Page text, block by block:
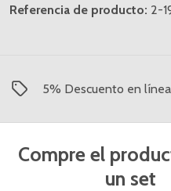
Referencia de producto: 2-
5% Descuento en línea
Compre el
un set